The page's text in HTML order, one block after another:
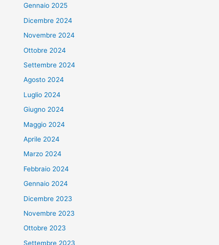
Gennaio 2025
Dicembre 2024
Novembre 2024
Ottobre 2024
Settembre 2024
Agosto 2024
Luglio 2024
Giugno 2024
Maggio 2024
Aprile 2024
Marzo 2024
Febbraio 2024
Gennaio 2024
Dicembre 2023
Novembre 2023
Ottobre 2023
Settembre 2023